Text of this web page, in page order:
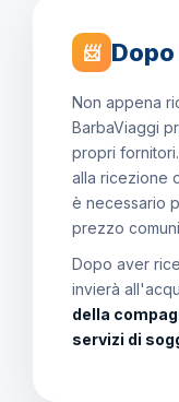
📨
Non appena
BarbaViaggi
propri
alla ricezione
è necessario
prezzo
Dopo aver
invierà
della
servizi di